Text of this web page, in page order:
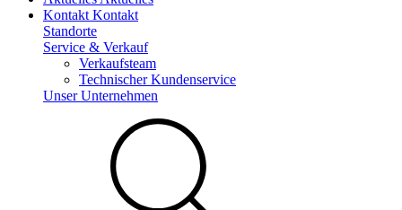
Kontakt Kontakt
Standorte
Service & Verkauf
Verkaufsteam
Technischer Kundenservice
Unser Unternehmen